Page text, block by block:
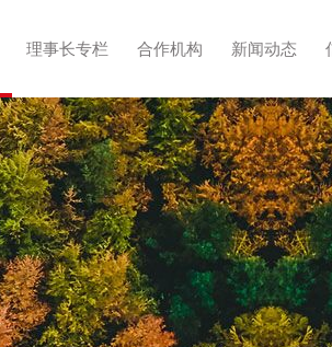
理事长专栏 合作机构 新闻动态